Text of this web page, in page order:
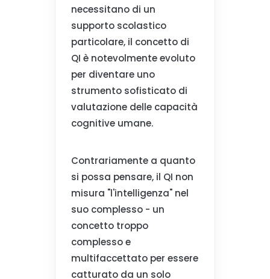
necessitano di un
supporto scolastico
particolare, il concetto di
QI è notevolmente evoluto
per diventare uno
strumento sofisticato di
valutazione delle capacità
cognitive umane.
Contrariamente a quanto
si possa pensare, il QI non
misura "l'intelligenza" nel
suo complesso - un
concetto troppo
complesso e
multifaccettato per essere
catturato da un solo